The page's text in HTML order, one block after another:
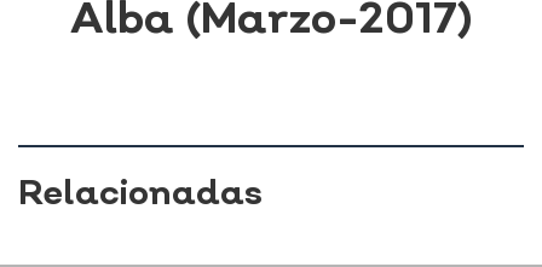
Alba (Marzo-2017)
Relacionadas